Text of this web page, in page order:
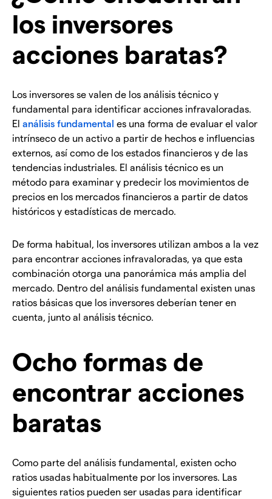
los inversores
acciones baratas?
Los inversores se valen de los análisis técnico y
fundamental para identificar acciones infravaloradas.
El análisis fundamental es una forma de evaluar el valor
intrínseco de un activo a partir de hechos e influencias
externos, así como de los estados financieros y de las
tendencias industriales. El análisis técnico es un
método para examinar y predecir los movimientos de
precios en los mercados financieros a partir de datos
históricos y estadísticas de mercado.
De forma habitual, los inversores utilizan ambos a la vez
para encontrar acciones infravaloradas, ya que esta
combinación otorga una panorámica más amplia del
mercado. Dentro del análisis fundamental existen unas
ratios básicas que los inversores deberían tener en
cuenta, junto al análisis técnico.
Ocho formas de
encontrar acciones
baratas
Como parte del análisis fundamental, existen ocho
ratios usadas habitualmente por los inversores. Las
siguientes ratios pueden ser usadas para identificar